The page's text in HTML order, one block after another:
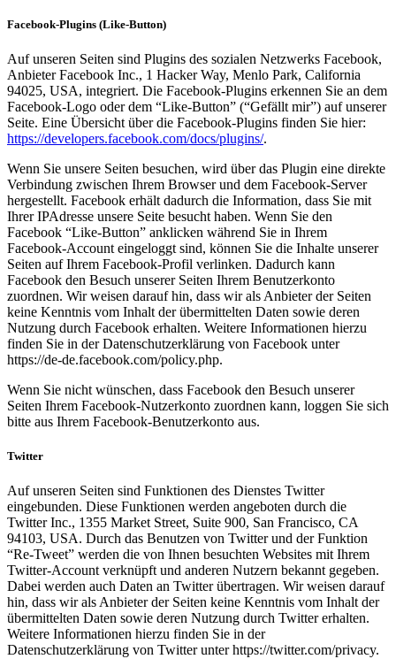
Facebook-Plugins (Like-Button)
Auf unseren Seiten sind Plugins des sozialen Netzwerks Facebook,
Anbieter Facebook Inc., 1 Hacker Way, Menlo Park, California
94025, USA, integriert. Die Facebook-Plugins erkennen Sie an dem
Facebook-Logo oder dem “Like-Button” (“Gefällt mir”) auf unserer
Seite. Eine Übersicht über die Facebook-Plugins finden Sie hier:
https://developers.facebook.com/docs/plugins/.
Wenn Sie unsere Seiten besuchen, wird über das Plugin eine direkte
Verbindung zwischen Ihrem Browser und dem Facebook-Server
hergestellt. Facebook erhält dadurch die Information, dass Sie mit
Ihrer IPAdresse unsere Seite besucht haben. Wenn Sie den
Facebook “Like-Button” anklicken während Sie in Ihrem
Facebook-Account eingeloggt sind, können Sie die Inhalte unserer
Seiten auf Ihrem Facebook-Profil verlinken. Dadurch kann
Facebook den Besuch unserer Seiten Ihrem Benutzerkonto
zuordnen. Wir weisen darauf hin, dass wir als Anbieter der Seiten
keine Kenntnis vom Inhalt der übermittelten Daten sowie deren
Nutzung durch Facebook erhalten. Weitere Informationen hierzu
finden Sie in der Datenschutzerklärung von Facebook unter
https://de-de.facebook.com/policy.php.
Wenn Sie nicht wünschen, dass Facebook den Besuch unserer
Seiten Ihrem Facebook-Nutzerkonto zuordnen kann, loggen Sie sich
bitte aus Ihrem Facebook-Benutzerkonto aus.
Twitter
Auf unseren Seiten sind Funktionen des Dienstes Twitter
eingebunden. Diese Funktionen werden angeboten durch die
Twitter Inc., 1355 Market Street, Suite 900, San Francisco, CA
94103, USA. Durch das Benutzen von Twitter und der Funktion
“Re-Tweet” werden die von Ihnen besuchten Websites mit Ihrem
Twitter-Account verknüpft und anderen Nutzern bekannt gegeben.
Dabei werden auch Daten an Twitter übertragen. Wir weisen darauf
hin, dass wir als Anbieter der Seiten keine Kenntnis vom Inhalt der
übermittelten Daten sowie deren Nutzung durch Twitter erhalten.
Weitere Informationen hierzu finden Sie in der
Datenschutzerklärung von Twitter unter https://twitter.com/privacy.